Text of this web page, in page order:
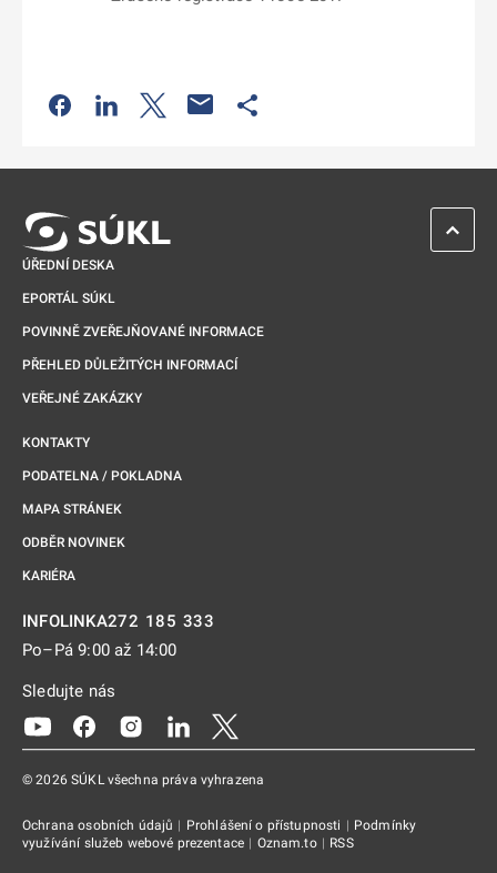
Odkaz se otevře na nové kartě
Odkaz se otevře na nové kartě
Odkaz se otevře na nové kartě
ÚŘEDNÍ DESKA
EPORTÁL SÚKL
POVINNĚ ZVEŘEJŇOVANÉ INFORMACE
PŘEHLED DŮLEŽITÝCH INFORMACÍ
VEŘEJNÉ ZAKÁZKY
KONTAKTY
PODATELNA / POKLADNA
MAPA STRÁNEK
ODBĚR NOVINEK
KARIÉRA
INFOLINKA272 185 333
Po–Pá 9:00 až 14:00
Sledujte nás
Odkaz se otevře na nové kartě
Odkaz se otevře na nové kartě
Odkaz se otevře na nové kartě
Odkaz se otevře na nové kartě
© 2026 SÚKL všechna práva vyhrazena
Ochrana osobních údajů | Prohlášení o přístupnosti | Podmínky
využívání služeb webové prezentace | Oznam.to | RSS
ZPĚT